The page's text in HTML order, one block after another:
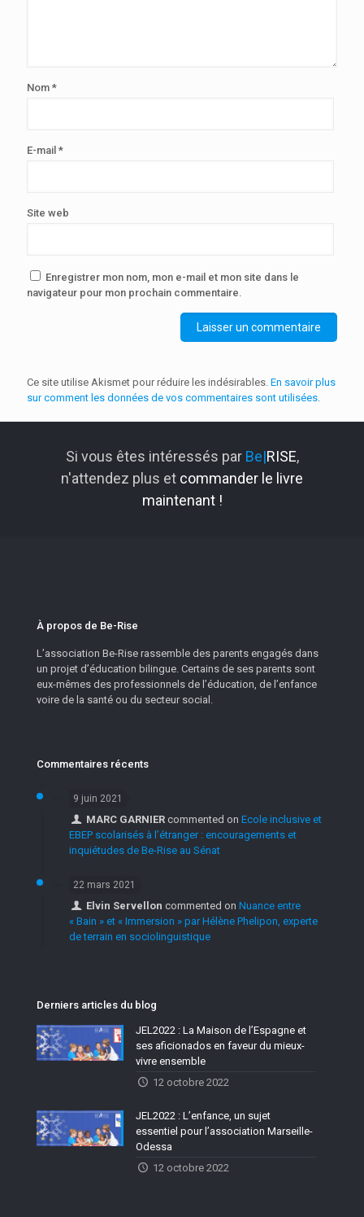
Nom *
E-mail *
Site web
Enregistrer mon nom, mon e-mail et mon site dans le
navigateur pour mon prochain commentaire.
Ce site utilise Akismet pour réduire les indésirables. En savoir plus
sur comment les données de vos commentaires sont utilisées.
Si vous êtes intéressés par Be|RISE,
n'attendez plus et commander le livre
maintenant !
À propos de Be-Rise
L’association Be-Rise rassemble des parents engagés dans
un projet d’éducation bilingue. Certains de ses parents sont
eux-mêmes des professionnels de l’éducation, de l’enfance
voire de la santé ou du secteur social.
Commentaires récents
9 juin 2021
MARC GARNIER commented onEcole inclusive et
EBEP scolarisés à l’étranger : encouragements et
inquiétudes de Be-Rise au Sénat
22 mars 2021
Elvin Servellon commented onNuance entre
« Bain » et « Immersion » par Hélène Phelipon, experte
de terrain en sociolinguistique
Derniers articles du blog
JEL2022 : La Maison de l’Espagne et
ses aficionados en faveur du mieux-
vivre ensemble
12 octobre 2022
JEL2022 : L’enfance, un sujet
essentiel pour l’association Marseille-
Odessa
12 octobre 2022